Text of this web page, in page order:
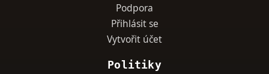
Podpora
Přihlásit se
Vytvořit účet
Politiky